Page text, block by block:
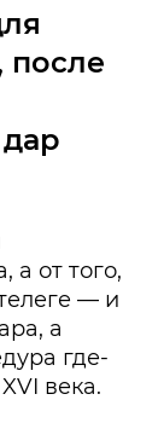
после
а от того,
— и
а
где-
века.